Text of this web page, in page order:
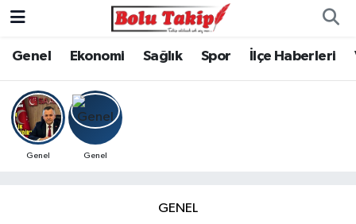
Genel Ekonomi Sağlık Spor İlçe Haberleri
Genel Genel
GENEL